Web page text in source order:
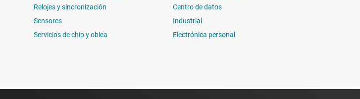
Relojes y sincronización
Sensores
Servicios de chip y oblea
Centro de datos
Industrial
Electrónica personal